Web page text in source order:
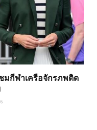
มกีฬาเครือจักรภพติด